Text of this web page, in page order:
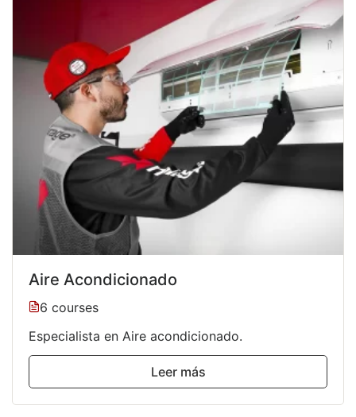
Aire Acondicionado
6 courses
Especialista en Aire acondicionado.
Leer más